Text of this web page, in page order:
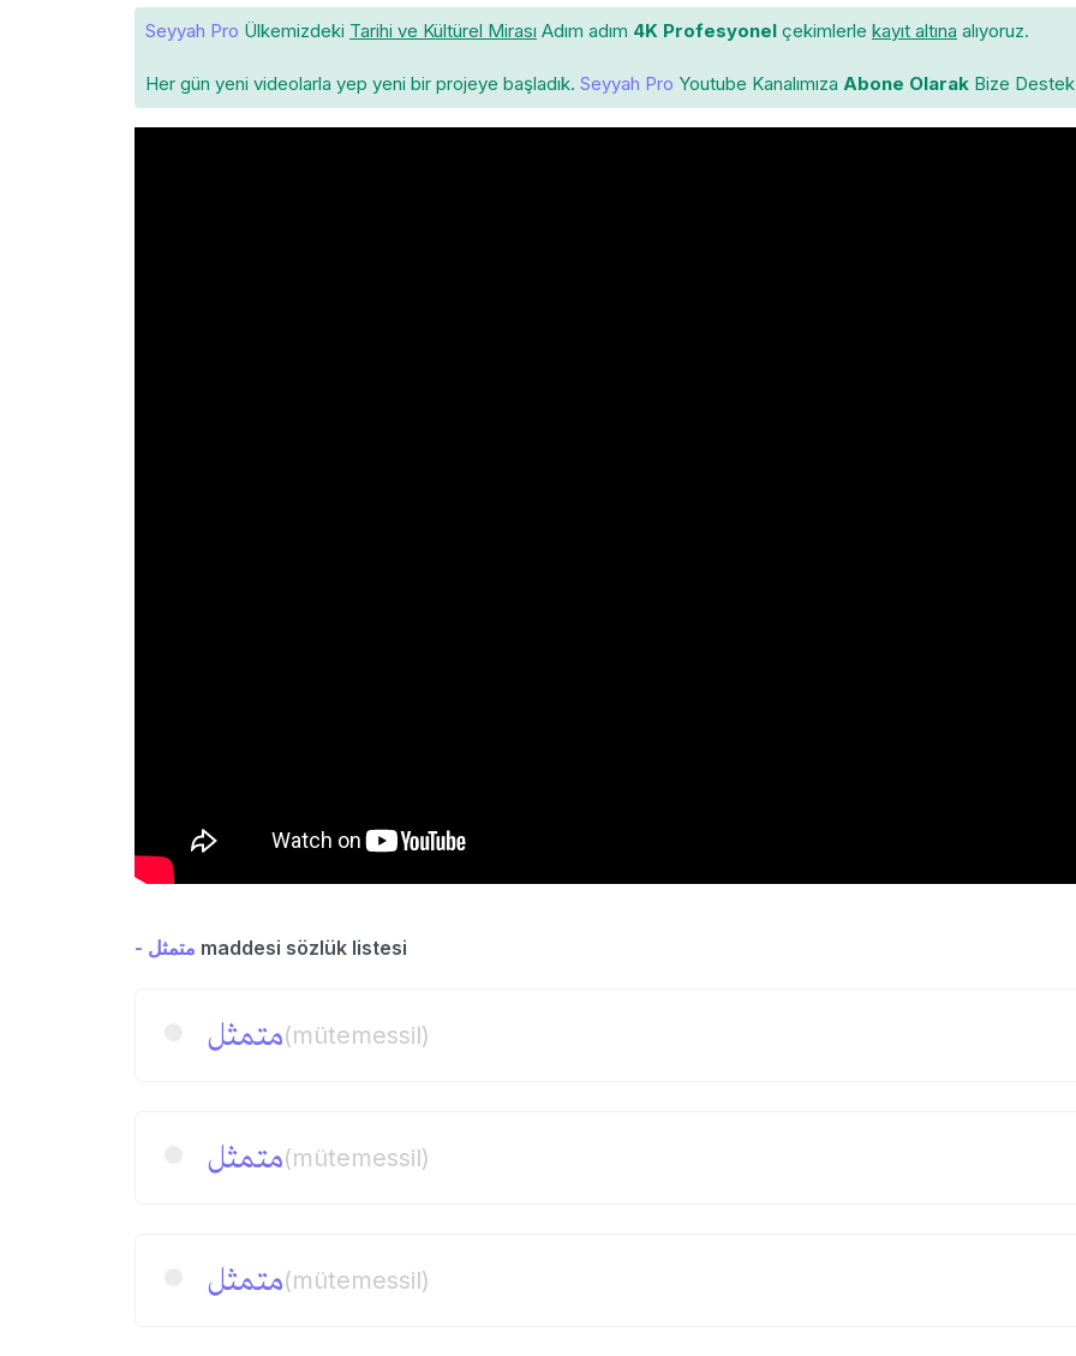
Seyyah Pro Ülkemizdeki Tarihi ve Kültürel Mirası Adım adım 4K Profesyonel çekimlerle kayıt altına alıyoruz.
Her gün yeni videolarla yep yeni bir projeye başladık. Seyyah Pro Youtube Kanalımıza Abone Olarak Bize Destek
- متمثل maddesi sözlük listesi
متمثل(mütemessil)
متمثل(mütemessil)
متمثل(mütemessil)